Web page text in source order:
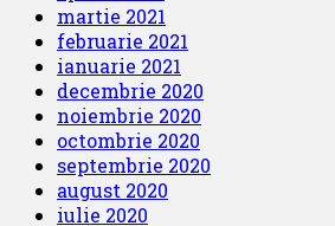
martie 2021
februarie 2021
ianuarie 2021
decembrie 2020
noiembrie 2020
octombrie 2020
septembrie 2020
august 2020
iulie 2020